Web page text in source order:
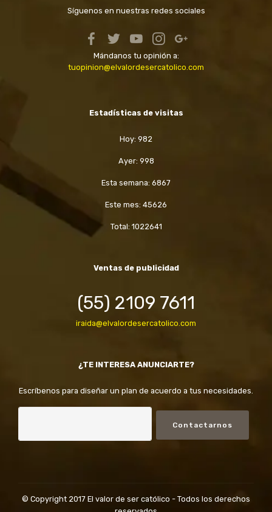
Síguenos en nuestras redes sociales
Mándanos tu opinión a:
tuopinion@elvalordesercatolico.com
Estadísticas de visitas
Hoy: 982
Ayer: 998
Esta semana: 6867
Este mes: 45626
Total: 1022641
Ventas de publicidad
(55) 2109 7611
iraida@elvalordesercatolico.com
¿TE INTERESA ANUNCIARTE?
Escríbenos para diseñar un plan de acuerdo a tus necesidades.
Contactarnos
© Copyright 2017 El valor de ser católico - Todos los derechos